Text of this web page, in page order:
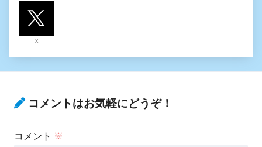
X
コメントはお気軽にどうぞ！
コメント ※